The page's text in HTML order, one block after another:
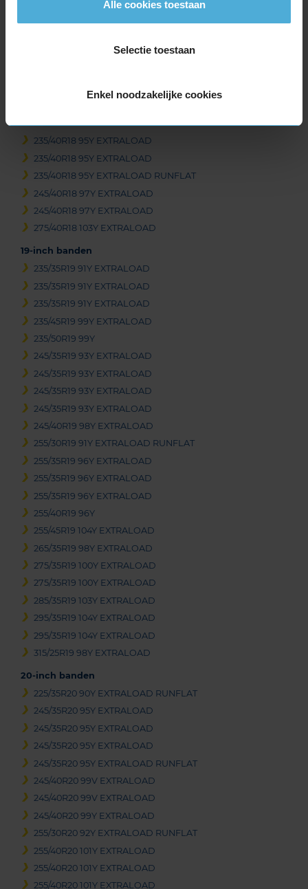
Alle cookies toestaan
Selectie toestaan
Enkel noodzakelijke cookies
Beschikbare bandenmaten
18-inch banden
235/40R18 95Y EXTRALOAD
235/40R18 95Y EXTRALOAD
235/40R18 95Y EXTRALOAD RUNFLAT
245/40R18 97Y EXTRALOAD
245/40R18 97Y EXTRALOAD
275/40R18 103Y EXTRALOAD
19-inch banden
235/35R19 91Y EXTRALOAD
235/35R19 91Y EXTRALOAD
235/35R19 91Y EXTRALOAD
235/45R19 99Y EXTRALOAD
235/50R19 99Y
245/35R19 93Y EXTRALOAD
245/35R19 93Y EXTRALOAD
245/35R19 93Y EXTRALOAD
245/35R19 93Y EXTRALOAD
245/40R19 98Y EXTRALOAD
255/30R19 91Y EXTRALOAD RUNFLAT
255/35R19 96Y EXTRALOAD
255/35R19 96Y EXTRALOAD
255/35R19 96Y EXTRALOAD
255/40R19 96Y
255/45R19 104Y EXTRALOAD
265/35R19 98Y EXTRALOAD
275/35R19 100Y EXTRALOAD
275/35R19 100Y EXTRALOAD
285/35R19 103Y EXTRALOAD
295/35R19 104Y EXTRALOAD
295/35R19 104Y EXTRALOAD
315/25R19 98Y EXTRALOAD
20-inch banden
225/35R20 90Y EXTRALOAD RUNFLAT
245/35R20 95Y EXTRALOAD
245/35R20 95Y EXTRALOAD
245/35R20 95Y EXTRALOAD
245/35R20 95Y EXTRALOAD RUNFLAT
245/40R20 99V EXTRALOAD
245/40R20 99V EXTRALOAD
245/40R20 99Y EXTRALOAD
255/30R20 92Y EXTRALOAD RUNFLAT
255/40R20 101Y EXTRALOAD
255/40R20 101Y EXTRALOAD
255/40R20 101Y EXTRALOAD